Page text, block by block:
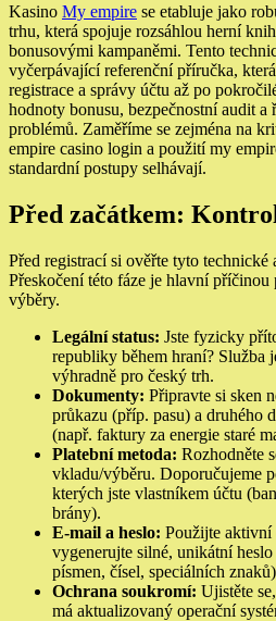
Kasino My empire se etabluje jako
trhu, která spojuje rozsáhlou herní
bonusovými kampaněmi. Tento
vyčerpávající referenční příručka,
registrace a správy účtu až po
hodnoty bonusu, bezpečnostní audit a
problémů. Zaměříme se zejména na
empire casino login a použití my
standardní postupy selhávají.
Před začátkem:
Před registrací si ověřte tyto
Přeskočení této fáze je hlavní
výběry.
Legální status: Jste fyzicky
republiky během hraní? Služba
výhradně pro český trh.
Dokumenty: Připravte si sken
průkazu (příp. pasu) a druhého
(např. faktury za energie staré
Platební metoda: Rozhodněte
vkladu/výběru. Doporučujeme
kterých jste vlastníkem účtu
brány).
E-mail a heslo: Použijte aktivní
vygenerujte silné, unikátní
písmen, čísel, speciálních
Ochrana soukromí: Ujistěte
má aktualizovaný operační